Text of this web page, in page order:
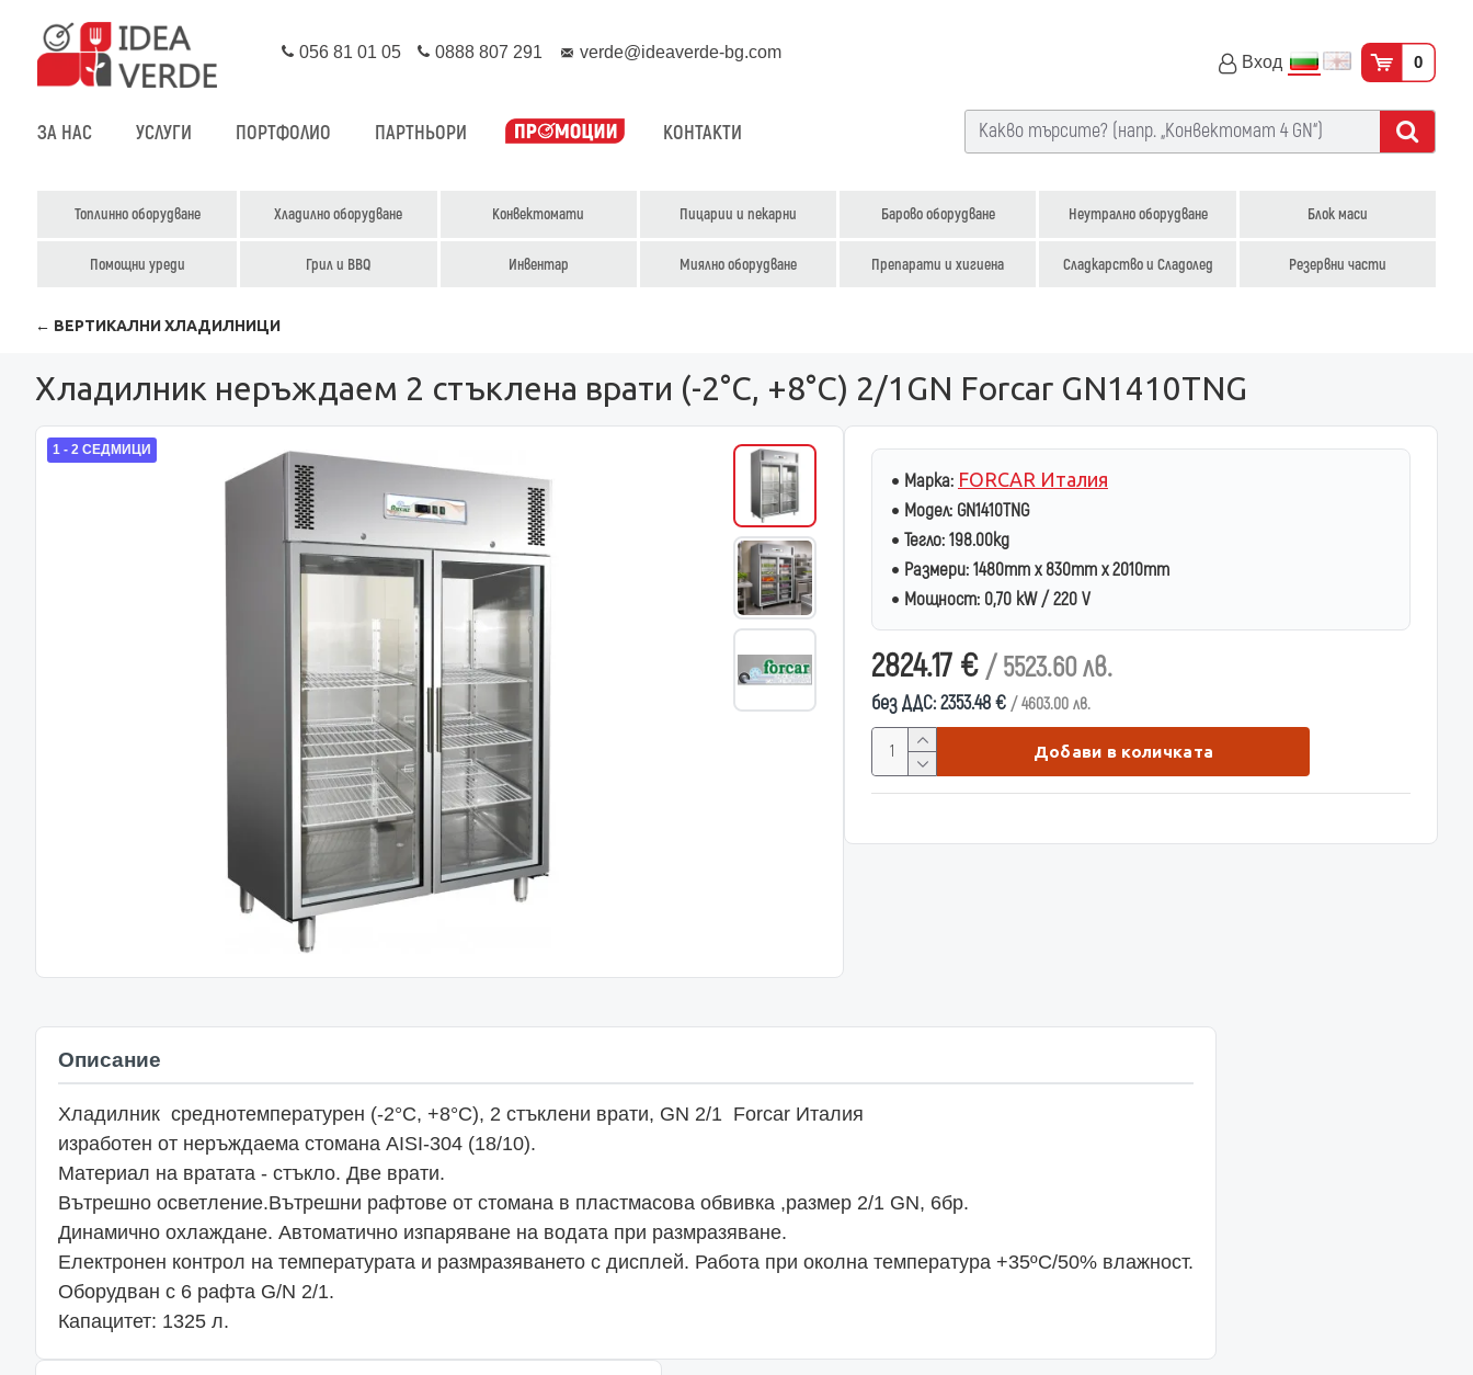
056 81 01 05 0888 807 291 verde@ideaverde-bg.com
Вход 0
ЗА НАС УСЛУГИ ПОРТФОЛИО ПАРТНЬОРИ КОНТАКТИ
Топлинно оборудване Хладилно оборудване Конвектомати Пицарии и пекарни Барово оборудване Неутрално оборудване Блок маси
Помощни уреди Грил и BBQ Инвентар Миялно оборудване Препарати и хигиена Сладкарство и Сладолед Резервни части
← ВЕРТИКАЛНИ ХЛАДИЛНИЦИ
Хладилник неръждаем 2 стъклена врати (-2°С, +8°С) 2/1GN Forcar GN1410TNG
1 - 2 СЕДМИЦИ
2824.17 € / 5523.60 лв.
без ДДС: 2353.48 € / 4603.00 лв.
Марка: FORCAR Италия
Модел: GN1410TNG
Тегло:198.00kg
Размери:1480mm x 830mm x 2010mm
Мощност: 0,70 kW / 220 V
Добави в количката
Описание
Хладилник среднотемпературен (-2°С, +8°С), 2 стъклени врати, GN 2/1 Forcar Италия
изработен от неръждаема стомана AISI-304 (18/10).
Материал на вратата - стъкло. Две врати.
Вътрешно осветление.Вътрешни рафтове от стомана в пластмасова обвивка ,размер 2/1 GN, 6бр.
Динамично охлаждане. Автоматично изпаряване на водата при размразяване.
Електронен контрол на температурата и размразяването с дисплей. Работа при околна температура +35ºС/50% влажност.
Оборудван с 6 рафта G/N 2/1.
Капацитет: 1325 л.